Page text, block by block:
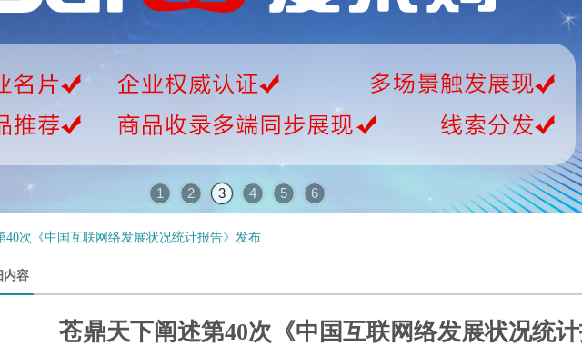
1 2 3 4 5 6
40次《中国互联网络发展状况统计报告》发布
内容
苍鼎天下阐述第40次《中国互联网络发展状况统